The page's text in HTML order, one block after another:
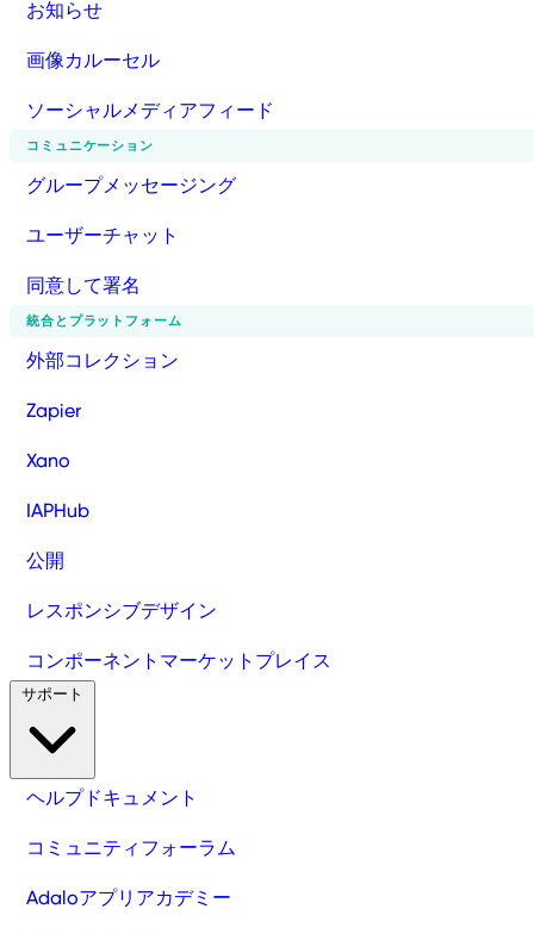
お知らせ
画像カルーセル
ソーシャルメディアフィード
コミュニケーション
グループメッセージング
ユーザーチャット
同意して署名
統合とプラットフォーム
外部コレクション
Zapier
Xano
IAPHub
公開
レスポンシブデザイン
コンポーネントマーケットプレイス
ヘルプドキュメント
コミュニティフォーラム
Adaloアプリアカデミー